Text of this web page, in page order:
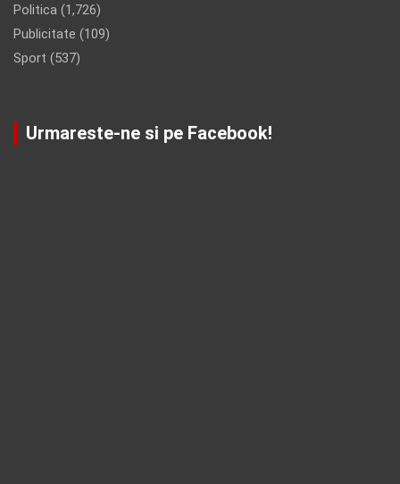
Politica (1,726)
Publicitate (109)
Sport (537)
Urmareste-ne si pe Facebook!